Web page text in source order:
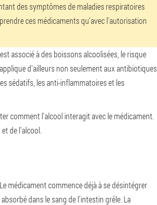
des symptômes de maladies respiratoires
ces médicaments qu'avec l'autorisation
associé à des boissons alcoolisées, le risque
d'ailleurs non seulement aux antibiotiques,
sédatifs, les anti-inflammatoires et les
comment l'alcool interagit avec le médicament.
de l'alcool.
médicament commence déjà à se désintégrer
dans le sang de l'intestin grêle. La